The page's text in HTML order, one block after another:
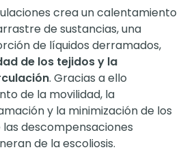
crea un calentamiento
de sustancias, una
de líquidos derramados,
de los tejidos y la
. Gracias a ello
de la movilidad, la
y la minimización de los
descompensaciones
de la escoliosis.